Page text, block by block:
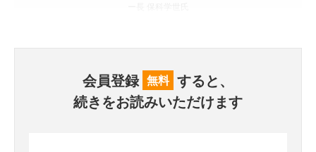
会員登録 無料 すると、
続きをお読みいただけます